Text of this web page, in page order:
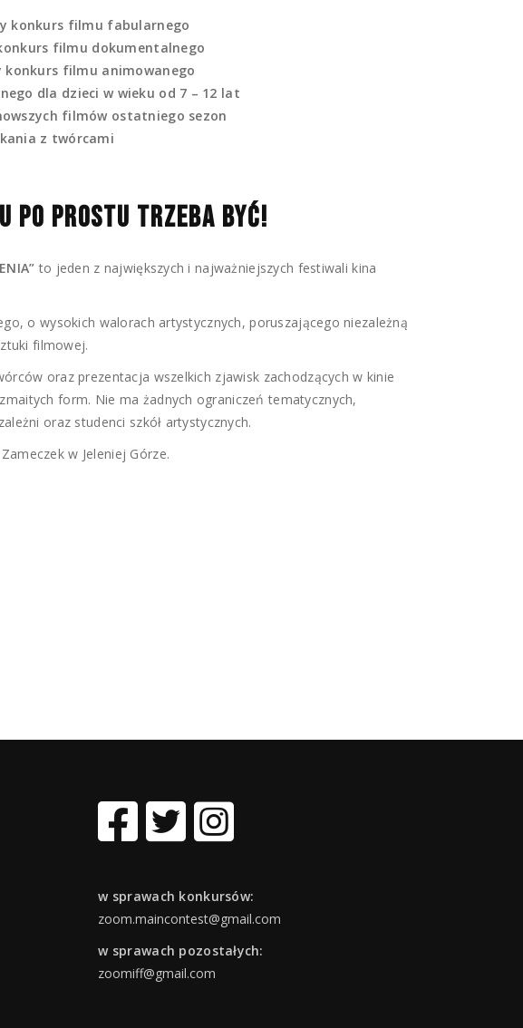
konkurs filmu fabularnego
filmu dokumentalnego
konkurs filmu animowanego
dla dzieci w wieku od 7 – 12 lat
filmów ostatniego sezon
z twórcami
PO PROSTU TRZEBA BYĆ!
to jeden z największych i najważniejszych festiwali kina
o wysokich walorach artystycznych, poruszającego niezależną
filmowej.
oraz prezentacja wszelkich zjawisk zachodzących w kinie
form. Nie ma żadnych ograniczeń tematycznych,
oraz studenci szkół artystycznych.
w Jeleniej Górze.
w sprawach konkursów:
zoom.maincontest@gmail.com
w sprawach pozostałych:
zoomiff@gmail.com